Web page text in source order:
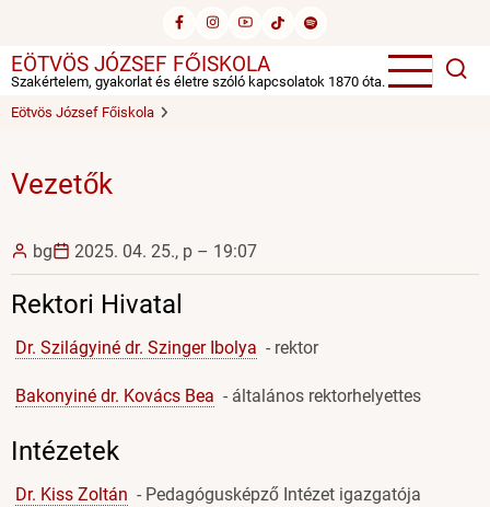
tartalomra
EÖTVÖS JÓZSEF FŐISKOLA
Szakértelem, gyakorlat és életre szóló kapcsolatok 1870 óta.
Eötvös József Főiskola
Vezetők
bg 2025. 04. 25., p – 19:07
Rektori Hivatal
Dr. Szilágyiné dr. Szinger Ibolya - rektor
Bakonyiné dr. Kovács Bea - általános rektorhelyettes
Intézetek
Dr. Kiss Zoltán - Pedagógusképző Intézet igazgatója